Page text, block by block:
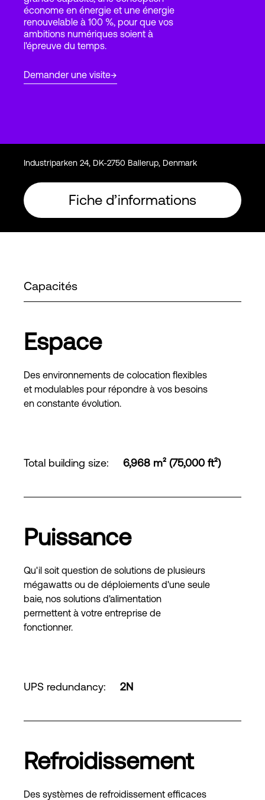
Connexion
économe en énergie et une énergie
renouvelable à 100 %, pour que vos
ambitions numériques soient à
l'épreuve du temps.
Demander une visite
Industriparken 24, DK-2750 Ballerup, Denmark
Fiche d’informations
Capacités
Espace
Des environnements de colocation flexibles
et modulables pour répondre à vos besoins
en constante évolution.
Total building size: 6,968 m² (75,000 ft²)
Puissance
Qu'il soit question de solutions de plusieurs
mégawatts ou de déploiements d'une seule
baie, nos solutions d'alimentation
permettent à votre entreprise de
fonctionner.
UPS redundancy: 2N
Refroidissement
Des systèmes de refroidissement efficaces